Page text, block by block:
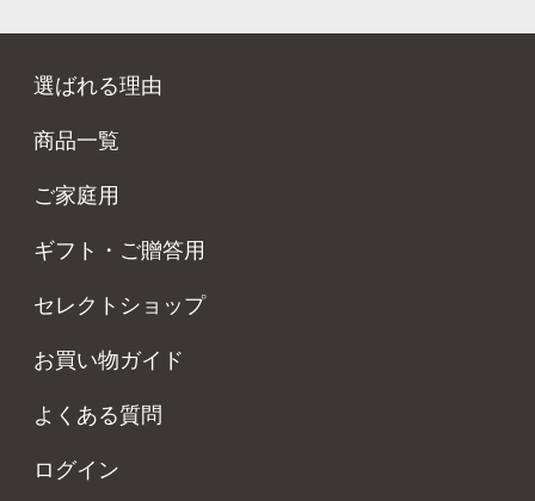
選ばれる理由
商品一覧
ご家庭用
ギフト・ご贈答用
セレクトショップ
お買い物ガイド
よくある質問
ログイン